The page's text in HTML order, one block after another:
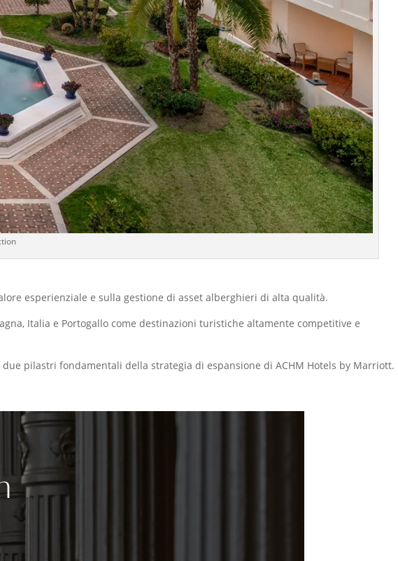
esperienziale e sulla gestione di asset alberghieri di alta qualità.
Italia e Portogallo come destinazioni turistiche altamente competitive e
pilastri fondamentali della strategia di espansione di ACHM Hotels by Marriott.